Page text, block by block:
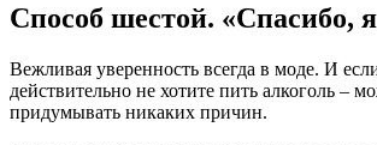
Способ шестой. «Спасибо,
Вежливая уверенность всегда в моде. И
действительно не хотите пить алкоголь –
придумывать никаких причин.